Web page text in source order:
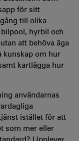
för sitt
till olika
hyrbil och
att behöva äga
kunskap om hur
kartlägga hur
användarnas
istället för att
som mer eller
Upplever